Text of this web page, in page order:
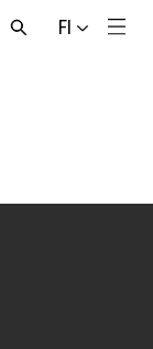
FI
Avaa